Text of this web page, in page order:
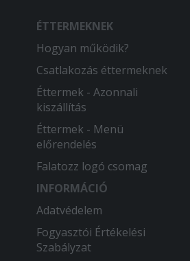
ÉTTERMEKNEK
Hogyan működik?
Csatlakozás éttermeknek
Éttermek - Azonnali
kiszállítás
Éttermek - Menü
előrendelés
Falatozz logó csomag
INFORMÁCIÓ
Adatvédelem
Fogyasztói Értékelési
Szabályzat